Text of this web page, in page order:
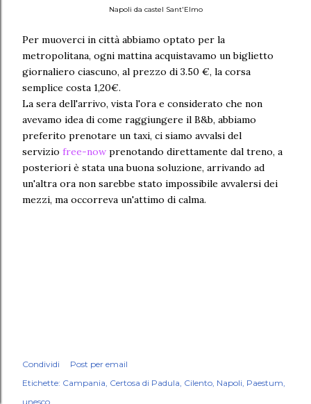
Napoli da castel Sant'Elmo
Per muoverci in città abbiamo optato per la
metropolitana, ogni mattina acquistavamo un biglietto
giornaliero ciascuno, al prezzo di 3.50 €, la corsa
semplice costa 1,20€.
La sera dell'arrivo, vista l'ora e considerato che non
avevamo idea di come raggiungere il B&b, abbiamo
preferito prenotare un taxi, ci siamo avvalsi del
servizio free-now prenotando direttamente dal treno, a
posteriori è stata una buona soluzione, arrivando ad
un'altra ora non sarebbe stato impossibile avvalersi dei
mezzi, ma occorreva un'attimo di calma.
Condividi
Post per email
Etichette: Campania Certosa di Padula Cilento Napoli Paestum
unesco